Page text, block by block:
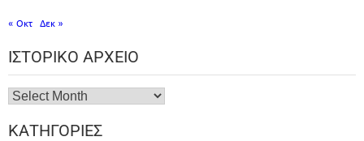
« Οκτ Δεκ »
ΙΣΤΟΡΙΚΌ ΑΡΧΕΊΟ
ΚΑΤΗΓΟΡΊΕΣ